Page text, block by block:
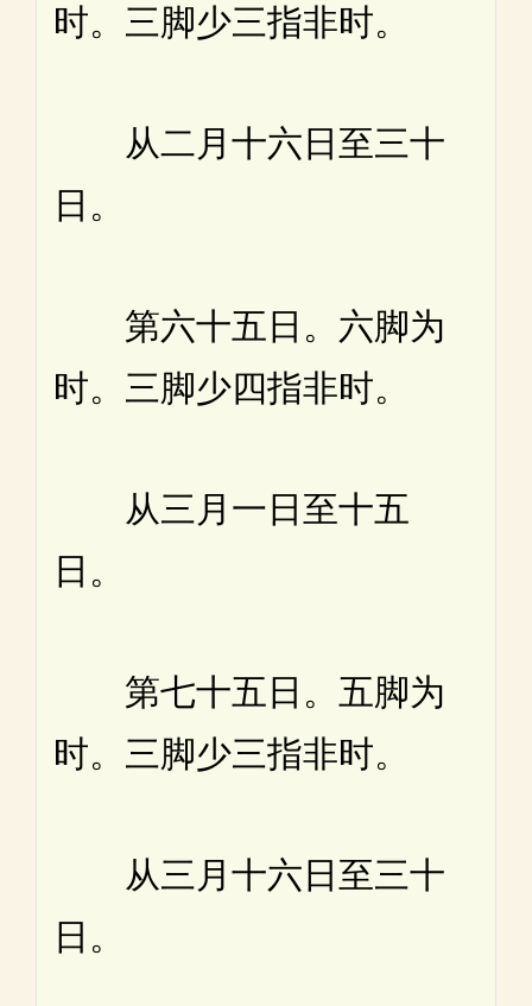
时。三脚少三指非时。
从二月十六日至三十
日。
第六十五日。六脚为
时。三脚少四指非时。
从三月一日至十五
日。
第七十五日。五脚为
时。三脚少三指非时。
从三月十六日至三十
日。